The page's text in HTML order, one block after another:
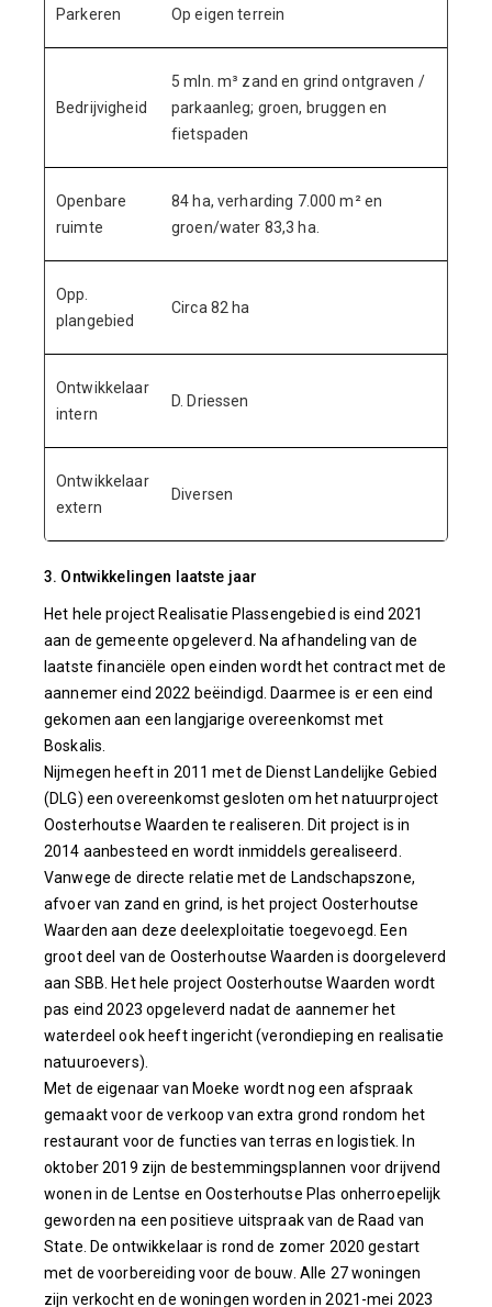
Parkeren Op eigen terrein
Bedrijvigheid
5 mln. m³ zand en grind ontgraven /
parkaanleg; groen, bruggen en
fietspaden
Openbare
ruimte
84 ha, verharding 7.000 m² en
groen/water 83,3 ha.
Opp.
plangebied
Circa 82 ha
Ontwikkelaar
intern
D. Driessen
Ontwikkelaar
extern
Diversen
3. Ontwikkelingen laatste jaar
Het hele project Realisatie Plassengebied is eind 2021
aan de gemeente opgeleverd. Na afhandeling van de
laatste financiële open einden wordt het contract met de
aannemer eind 2022 beëindigd. Daarmee is er een eind
gekomen aan een langjarige overeenkomst met
Boskalis.
Nijmegen heeft in 2011 met de Dienst Landelijke Gebied
(DLG) een overeenkomst gesloten om het natuurproject
Oosterhoutse Waarden te realiseren. Dit project is in
2014 aanbesteed en wordt inmiddels gerealiseerd.
Vanwege de directe relatie met de Landschapszone,
afvoer van zand en grind, is het project Oosterhoutse
Waarden aan deze deelexploitatie toegevoegd. Een
groot deel van de Oosterhoutse Waarden is doorgeleverd
aan SBB. Het hele project Oosterhoutse Waarden wordt
pas eind 2023 opgeleverd nadat de aannemer het
waterdeel ook heeft ingericht (verondieping en realisatie
natuuroevers).
Met de eigenaar van Moeke wordt nog een afspraak
gemaakt voor de verkoop van extra grond rondom het
restaurant voor de functies van terras en logistiek. In
oktober 2019 zijn de bestemmingsplannen voor drijvend
wonen in de Lentse en Oosterhoutse Plas onherroepelijk
geworden na een positieve uitspraak van de Raad van
State. De ontwikkelaar is rond de zomer 2020 gestart
met de voorbereiding voor de bouw. Alle 27 woningen
zijn verkocht en de woningen worden in 2021-mei 2023